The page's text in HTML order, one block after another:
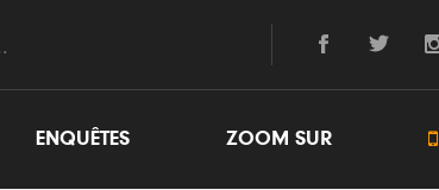
ENQUÊTES ZOOM SUR 